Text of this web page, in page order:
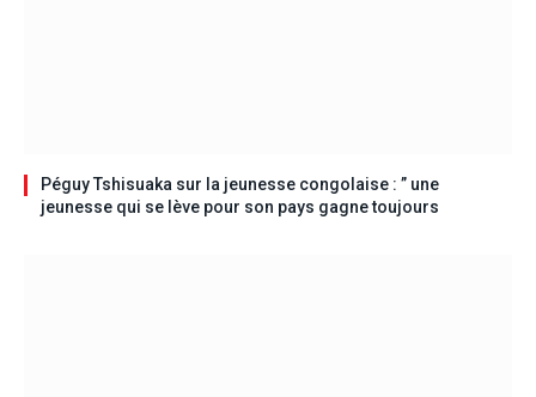
Péguy Tshisuaka sur la jeunesse congolaise : ” une
jeunesse qui se lève pour son pays gagne toujours